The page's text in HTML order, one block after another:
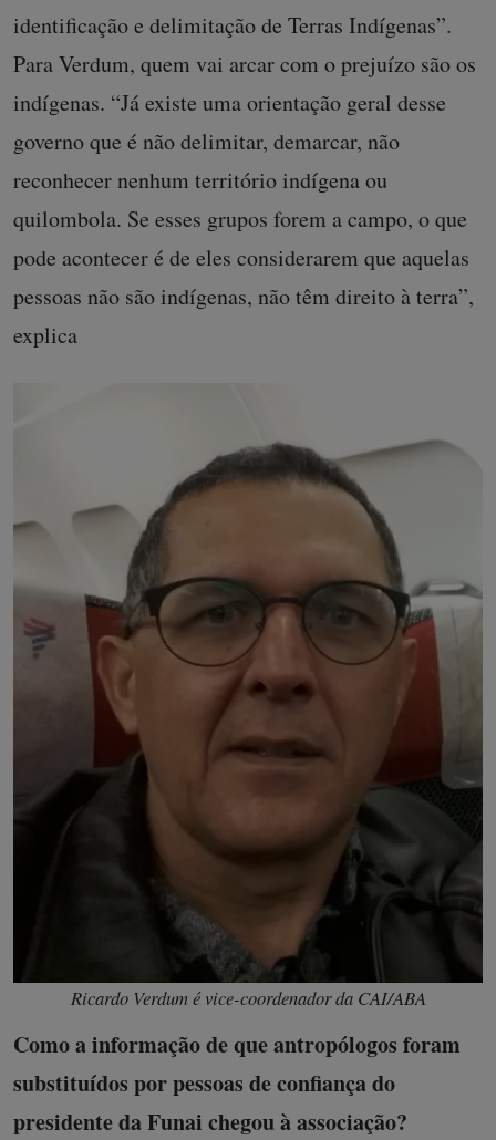
identificação e delimitação de Terras Indígenas”.
Para Verdum, quem vai arcar com o prejuízo são os
indígenas. “Já existe uma orientação geral desse
governo que é não delimitar, demarcar, não
reconhecer nenhum território indígena ou
quilombola. Se esses grupos forem a campo, o que
pode acontecer é de eles considerarem que aquelas
pessoas não são indígenas, não têm direito à terra”,
explica
Ricardo Verdum é vice-coordenador da CAI/ABA
Como a informação de que antropólogos foram
substituídos por pessoas de confiança do
presidente da Funai chegou à associação?